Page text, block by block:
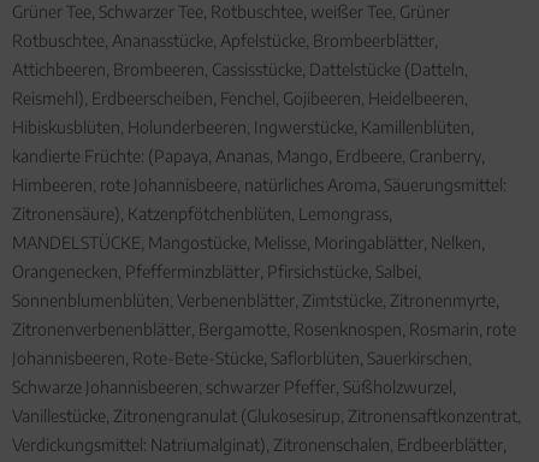
Grüner Tee, Schwarzer Tee, Rotbuschtee, weißer Tee, Grüner
Rotbuschtee, Ananasstücke, Apfelstücke, Brombeerblätter,
Attichbeeren, Brombeeren, Cassisstücke, Dattelstücke (Datteln,
Reismehl), Erdbeerscheiben, Fenchel, Gojibeeren, Heidelbeeren,
Hibiskusblüten, Holunderbeeren, Ingwerstücke, Kamillenblüten,
kandierte Früchte: (Papaya, Ananas, Mango, Erdbeere, Cranberry,
Himbeeren, rote Johannisbeere, natürliches Aroma, Säuerungsmittel:
Zitronensäure), Katzenpfötchenblüten, Lemongrass,
MANDELSTÜCKE, Mangostücke, Melisse, Moringablätter, Nelken,
Orangenecken, Pfefferminzblätter, Pfirsichstücke, Salbei,
Sonnenblumenblüten, Verbenenblätter, Zimtstücke, Zitronenmyrte,
Zitronenverbenenblätter, Bergamotte, Rosenknospen, Rosmarin, rote
Johannisbeeren, Rote-Bete-Stücke, Saflorblüten, Sauerkirschen,
Schwarze Johannisbeeren, schwarzer Pfeffer, Süßholzwurzel,
Vanillestücke, Zitronengranulat (Glukosesirup, Zitronensaftkonzentrat,
Verdickungsmittel: Natriumalginat), Zitronenschalen, Erdbeerblätter,